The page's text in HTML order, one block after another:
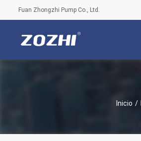
Fuan Zhongzhi Pump Co., Ltd.
Inicio /